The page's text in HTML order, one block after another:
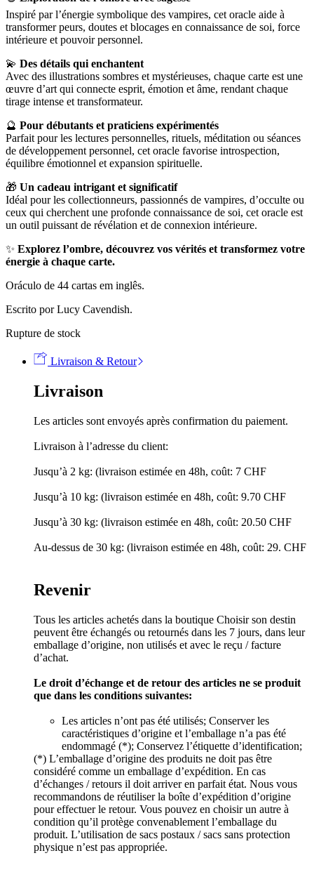
Inspiré par l’énergie symbolique des vampires, cet oracle aide à
transformer peurs, doutes et blocages en connaissance de soi, force
intérieure et pouvoir personnel.
💫 Des détails qui enchantent
Avec des illustrations sombres et mystérieuses, chaque carte est une
œuvre d’art qui connecte esprit, émotion et âme, rendant chaque
tirage intense et transformateur.
🔮 Pour débutants et praticiens expérimentés
Parfait pour les lectures personnelles, rituels, méditation ou séances
de développement personnel, cet oracle favorise introspection,
équilibre émotionnel et expansion spirituelle.
🎁 Un cadeau intrigant et significatif
Idéal pour les collectionneurs, passionnés de vampires, d’occulte ou
ceux qui cherchent une profonde connaissance de soi, cet oracle est
un outil puissant de révélation et de connexion intérieure.
✨ Explorez l’ombre, découvrez vos vérités et transformez votre
énergie à chaque carte.
Oráculo de 44 cartas em inglês.
Escrito por Lucy Cavendish.
Rupture de stock
Livraison & Retour
Livraison
Les articles sont envoyés après confirmation du paiement.
Livraison à l’adresse du client:
Jusqu’à 2 kg: (livraison estimée en 48h, coût: 7 CHF
Jusqu’à 10 kg: (livraison estimée en 48h, coût: 9.70 CHF
Jusqu’à 30 kg: (livraison estimée en 48h, coût: 20.50 CHF
Au-dessus de 30 kg: (livraison estimée en 48h, coût: 29. CHF
Revenir
Tous les articles achetés dans la boutique Choisir son destin
peuvent être échangés ou retournés dans les 7 jours, dans leur
emballage d’origine, non utilisés et avec le reçu / facture
d’achat.
Le droit d’échange et de retour des articles ne se produit
que dans les conditions suivantes:
Les articles n’ont pas été utilisés; Conserver les
caractéristiques d’origine et l’emballage n’a pas été
endommagé (*); Conservez l’étiquette d’identification;
(*) L’emballage d’origine des produits ne doit pas être
considéré comme un emballage d’expédition. En cas
d’échanges / retours il doit arriver en parfait état. Nous vous
recommandons de réutiliser la boîte d’expédition d’origine
pour effectuer le retour. Vous pouvez en choisir un autre à
condition qu’il protège convenablement l’emballage du
produit. L’utilisation de sacs postaux / sacs sans protection
physique n’est pas appropriée.